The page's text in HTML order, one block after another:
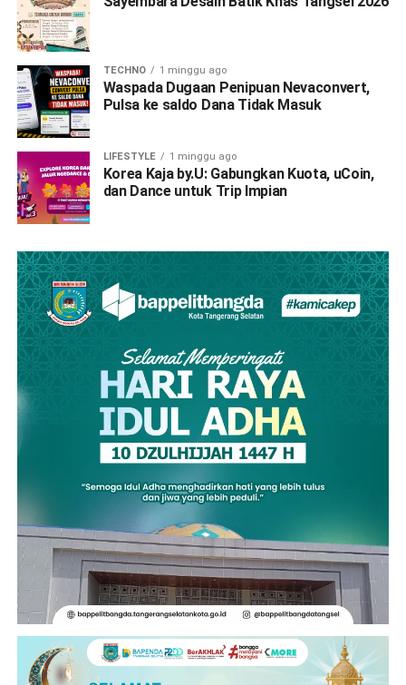
TECHNO 1 minggu ago
Waspada Dugaan Penipuan Nevaconvert,
Pulsa ke saldo Dana Tidak Masuk
LIFESTYLE 1 minggu ago
Korea Kaja by.U: Gabungkan Kuota, uCoin,
dan Dance untuk Trip Impian